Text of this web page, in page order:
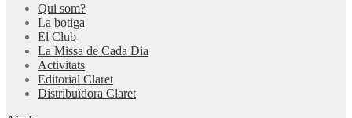
Qui som?
La botiga
El Club
La Missa de Cada Dia
Activitats
Editorial Claret
Distribuïdora Claret